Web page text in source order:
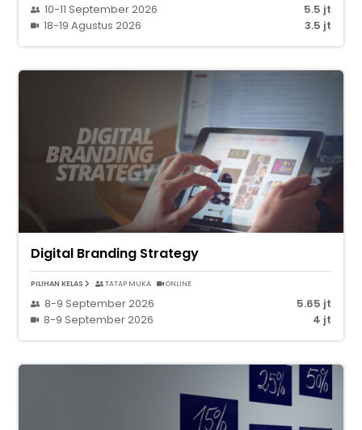
10-11 September 2026
5.5 jt
18-19 Agustus 2026
3.5 jt
Digital Branding Strategy
PILIHAN KELAS TATAP MUKA ONLINE
8-9 September 2026
5.65 jt
8-9 September 2026
4 jt